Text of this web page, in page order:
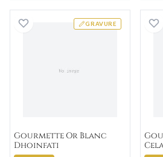
GRAVURE
Gourmette Or Blanc
Gourmette Or Blanc
Dhoinfati